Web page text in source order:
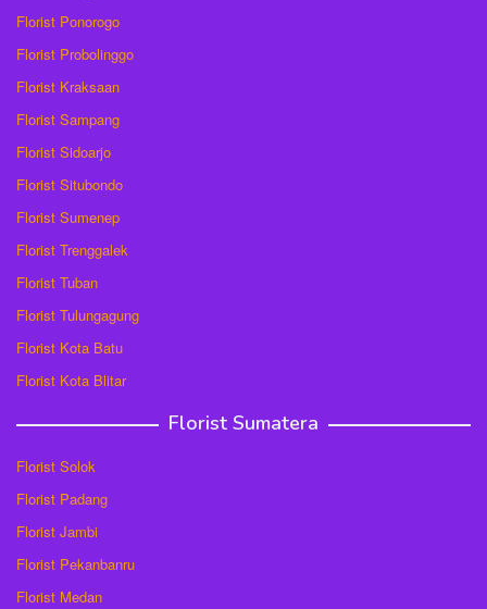
Florist Ponorogo
Florist Probolinggo
Florist Kraksaan
Florist Sampang
Florist Sidoarjo
Florist Situbondo
Florist Sumenep
Florist Trenggalek
Florist Tuban
Florist Tulungagung
Florist Kota Batu
Florist Kota Blitar
Florist Sumatera
Florist Solok
Florist Padang
Florist Jambi
Florist Pekanbanru
Florist Medan